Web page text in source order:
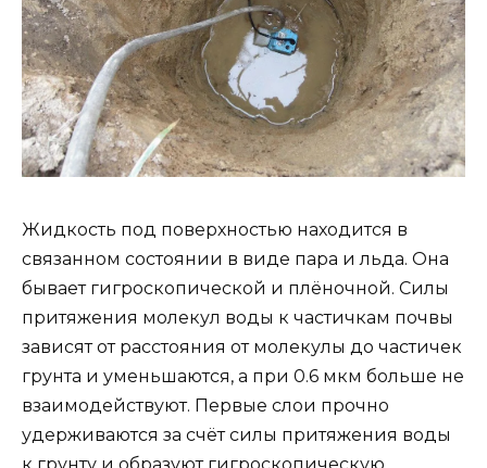
Жидкость под поверхностью находится в
связанном состоянии в виде пара и льда. Она
бывает гигроскопической и плёночной. Силы
притяжения молекул воды к частичкам почвы
зависят от расстояния от молекулы до частичек
грунта и уменьшаются, а при 0.6 мкм больше не
взаимодействуют. Первые слои прочно
удерживаются за счёт силы притяжения воды